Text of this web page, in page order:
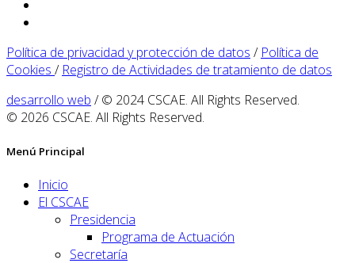
Política de privacidad y protección de datos / Política de
Cookies / Registro de Actividades de tratamiento de datos
desarrollo web / © 2024 CSCAE. All Rights Reserved.
© 2026 CSCAE. All Rights Reserved.
Menú Principal
Inicio
El CSCAE
Presidencia
Programa de Actuación
Secretaría